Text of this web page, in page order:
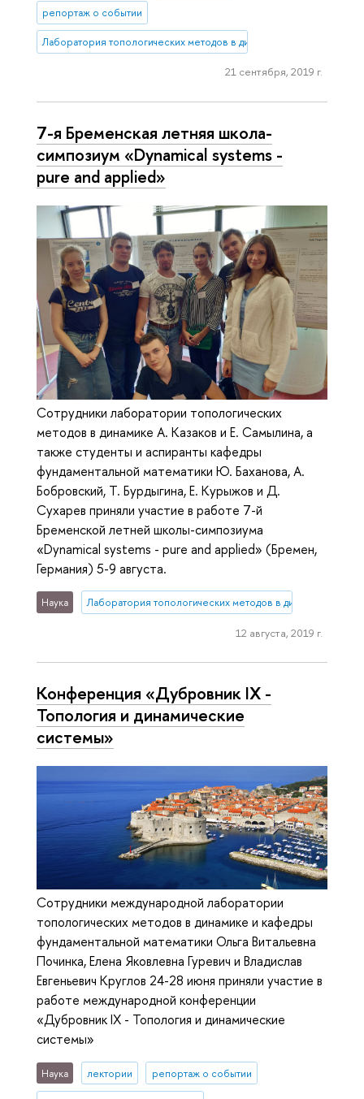
репортаж о событии
Лаборатория топологических методов в динамике
21 сентября, 2019 г.
7-я Бременская летняя школа-
симпозиум «Dynamical systems -
pure and applied»
Сотрудники лаборатории топологических
методов в динамике А. Казаков и Е. Самылина, а
также студенты и аспиранты кафедры
фундаментальной математики Ю. Баханова, А.
Бобровский, Т. Бурдыгина, Е. Курыжов и Д.
Сухарев приняли участие в работе 7-й
Бременской летней школы-симпозиума
«Dynamical systems - pure and applied» (Бремен,
Германия) 5-9 августа.
Наука Лаборатория топологических методов в динамике
12 августа, 2019 г.
Конференция «Дубровник IX -
Топология и динамические
системы»
Сотрудники международной лаборатории
топологических методов в динамике и кафедры
фундаментальной математики Ольга Витальевна
Починка, Елена Яковлевна Гуревич и Владислав
Евгеньевич Круглов 24-28 июня приняли участие в
работе международной конференции
«Дубровник IX - Топология и динамические
системы»
Наука лектории репортаж о событии